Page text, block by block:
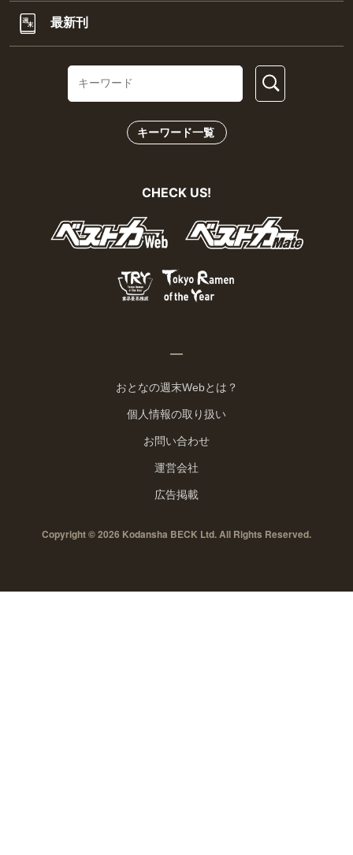
最新刊
キーワード一覧
CHECK US!
おとなの週末Webとは？
個人情報の取り扱い
お問い合わせ
運営会社
広告掲載
Copyright © 2026 Kodansha BECK Ltd. All Rights Reserved.